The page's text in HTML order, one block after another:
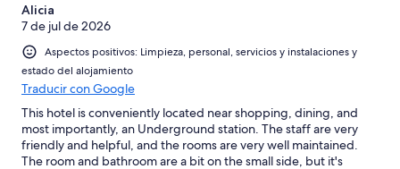
Alicia
7 de jul de 2026
Aspectos positivos: Limpieza, personal, servicios y instalaciones y
estado del alojamiento
Traducir con Google
This hotel is conveniently located near shopping, dining, and
most importantly, an Underground station. The staff are very
friendly and helpful, and the rooms are very well maintained.
The room and bathroom are a bit on the small side, but it's